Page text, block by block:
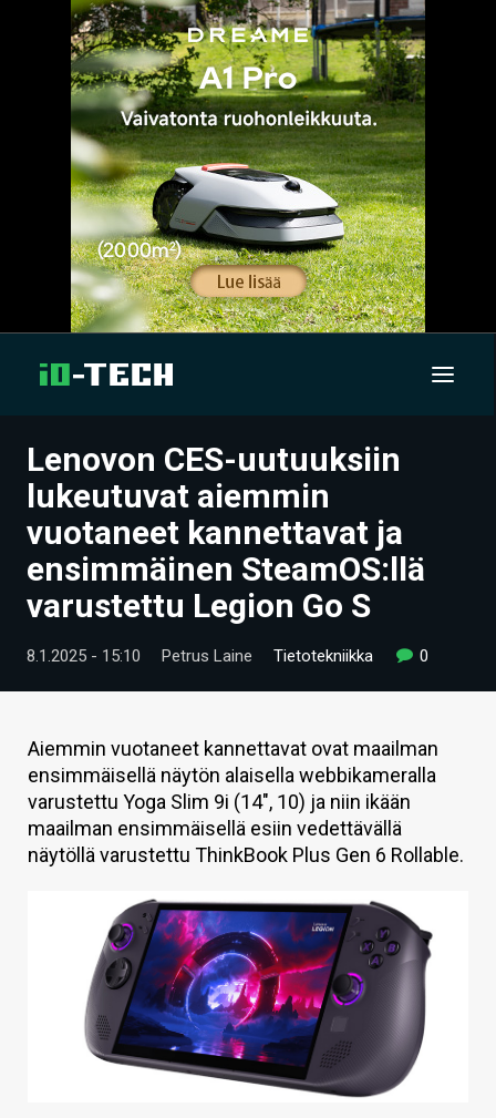
UUTISET
ARTIKKELIT
VIDEOT
TECHBBS
TIETOA
KAUPPA
VAIHDA TEEMA
Lenovon CES-uutuuksiin
lukeutuvat aiemmin
vuotaneet kannettavat ja
ensimmäinen SteamOS:llä
varustettu Legion Go S
8.1.2025 - 15:10 Petrus Laine Tietotekniikka 0
Aiemmin vuotaneet kannettavat ovat maailman
ensimmäisellä näytön alaisella webbikameralla
varustettu Yoga Slim 9i (14", 10) ja niin ikään
maailman ensimmäisellä esiin vedettävällä
näytöllä varustettu ThinkBook Plus Gen 6 Rollable.